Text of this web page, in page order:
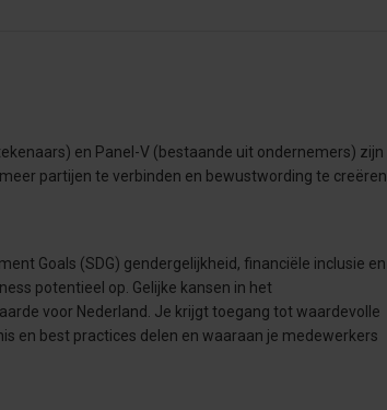
en Panel-V (bestaande uit ondernemers) zijn
partijen te verbinden en bewustwording te creëren
Goals (SDG) gendergelijkheid, financiële inclusie en
potentieel op. Gelijke kansen in het
voor Nederland. Je krijgt toegang tot waardevolle
en best practices delen en waaraan je medewerkers